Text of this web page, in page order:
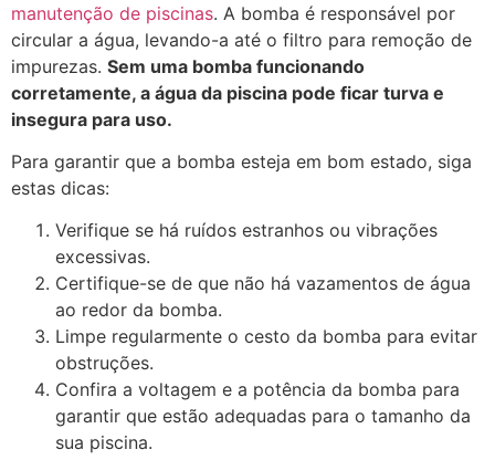
manutenção de piscinas. A bomba é responsável por
circular a água, levando-a até o filtro para remoção de
impurezas. Sem uma bomba funcionando
corretamente, a água da piscina pode ficar turva e
insegura para uso.
Para garantir que a bomba esteja em bom estado, siga
estas dicas:
Verifique se há ruídos estranhos ou vibrações
excessivas.
Certifique-se de que não há vazamentos de água
ao redor da bomba.
Limpe regularmente o cesto da bomba para evitar
obstruções.
Confira a voltagem e a potência da bomba para
garantir que estão adequadas para o tamanho da
sua piscina.